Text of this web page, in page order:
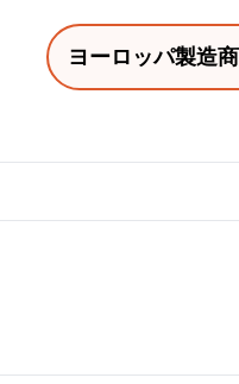
ヨーロッパ製造